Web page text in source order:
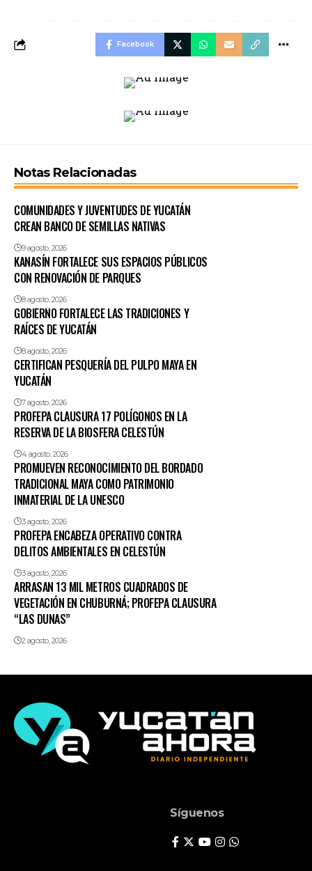
Facebook
Notas Relacionadas
COMUNIDADES Y JUVENTUDES DE YUCATÁN
CREAN BANCO DE SEMILLAS NATIVAS
9 agosto, 2026
KANASÍN FORTALECE SUS ESPACIOS PÚBLICOS
CON RENOVACIÓN DE PARQUES
8 agosto, 2026
GOBIERNO FORTALECE LAS TRADICIONES Y
RAÍCES DE YUCATÁN
8 agosto, 2026
CERTIFICAN PESQUERÍA DEL PULPO MAYA EN
YUCATÁN
7 agosto, 2026
PROFEPA CLAUSURA 17 POLÍGONOS EN LA
RESERVA DE LA BIOSFERA CELESTÚN
4 agosto, 2026
PROMUEVEN RECONOCIMIENTO DEL BORDADO
TRADICIONAL MAYA COMO PATRIMONIO
INMATERIAL DE LA UNESCO
3 agosto, 2026
PROFEPA ENCABEZA OPERATIVO CONTRA
DELITOS AMBIENTALES EN CELESTÚN
3 agosto, 2026
ARRASAN 13 MIL METROS CUADRADOS DE
VEGETACIÓN EN CHUBURNÁ; PROFEPA CLAUSURA
“LAS DUNAS”
2 agosto, 2026
Síguenos